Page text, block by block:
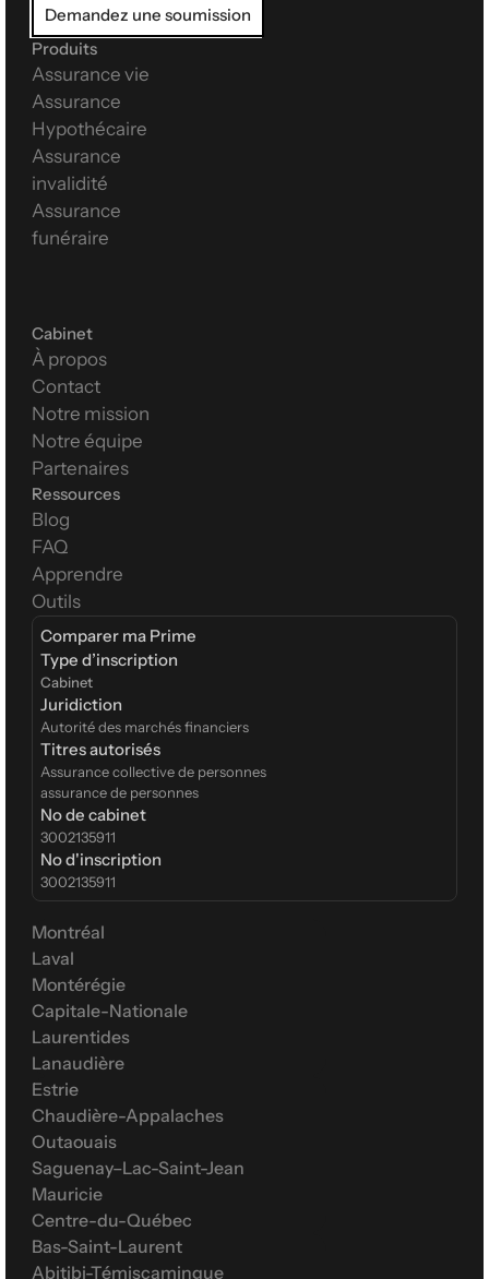
Demandez une soumission
Produits
Assurance vie
Assurance
Hypothécaire
Assurance
invalidité
Assurance
funéraire
Cabinet
À propos
Contact
Notre mission
Notre équipe
Partenaires
Ressources
Blog
FAQ
Apprendre
Outils
Comparer ma Prime
Type d’inscription
Cabinet
Juridiction
Autorité des marchés financiers
Titres autorisés
Assurance collective de personnes
assurance de personnes
No de cabinet
3002135911
No d'inscription
3002135911
Montréal
Laval
Montérégie
Capitale-Nationale
Laurentides
Lanaudière
Estrie
Chaudière-Appalaches
Outaouais
Saguenay–Lac-Saint-Jean
Mauricie
Centre-du-Québec
Bas-Saint-Laurent
Abitibi-Témiscamingue